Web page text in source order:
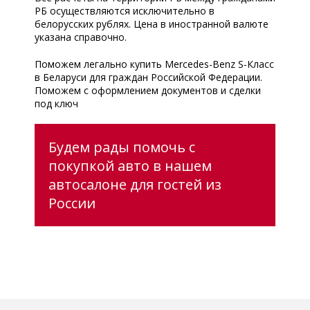
РБ осуществляются исключительно в
белорусских рублях. Цена в иностранной валюте
указана справочно.
Поможем легально купить Mercedes-Benz S-Класс
в Беларуси для граждан Российской Федерации.
Поможем с оформлением документов и сделки
под ключ
Будем рады помочь с
покупкой авто в нашем
автосалоне для гостей из
России